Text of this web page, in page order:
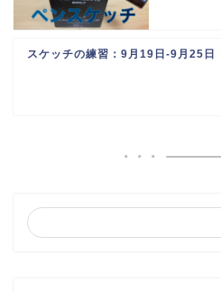
スケッチの練習：9月19日-9月25日